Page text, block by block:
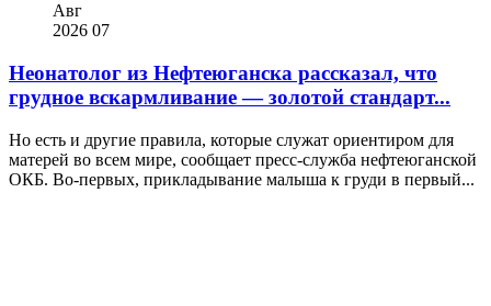
Авг
2026 07
Неонатолог из Нефтеюганска рассказал, что
грудное вскармливание — золотой стандарт...
Но есть и другие правила, которые служат ориентиром для
матерей во всем мире, сообщает пресс-служба нефтеюганской
ОКБ. Во-первых, прикладывание малыша к груди в первый...